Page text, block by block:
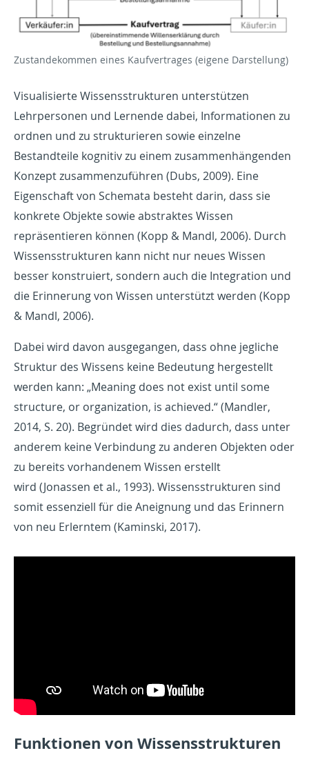
Zustandekommen eines Kaufvertrages (eigene Darstellung)
Visualisierte Wissensstrukturen unterstützen
Lehrpersonen und Lernende dabei, Informationen zu
ordnen und zu strukturieren sowie einzelne
Bestandteile kognitiv zu einem zusammenhängenden
Konzept zusammenzuführen (Dubs, 2009). Eine
Eigenschaft von Schemata besteht darin, dass sie
konkrete Objekte sowie abstraktes Wissen
repräsentieren können (Kopp & Mandl, 2006). Durch
Wissensstrukturen kann nicht nur neues Wissen
besser konstruiert, sondern auch die Integration und
die Erinnerung von Wissen unterstützt werden (Kopp
& Mandl, 2006).
Dabei wird davon ausgegangen, dass ohne jegliche
Struktur des Wissens keine Bedeutung hergestellt
werden kann: „Meaning does not exist until some
structure, or organization, is achieved.“ (Mandler,
2014, S. 20). Begründet wird dies dadurch, dass unter
anderem keine Verbindung zu anderen Objekten oder
zu bereits vorhandenem Wissen erstellt
wird (Jonassen et al., 1993). Wissensstrukturen sind
somit essenziell für die Aneignung und das Erinnern
von neu Erlerntem (Kaminski, 2017).
Funktionen von Wissensstrukturen